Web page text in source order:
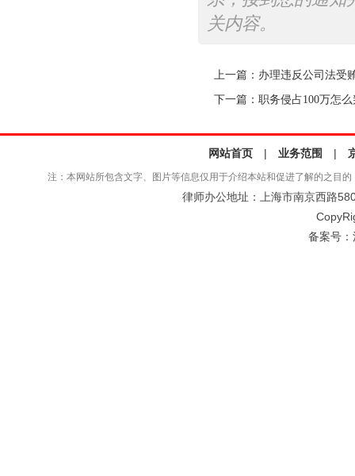
关内容。
上一篇： 办理违反公司法受
下一篇： 职务侵占100万怎么
网站首页 | 业务范围 |
注：本网站所包含文字、图片等信息仅用于介绍本站和促进了解的之目
律师办公地址：上海市南京西路
备案号：